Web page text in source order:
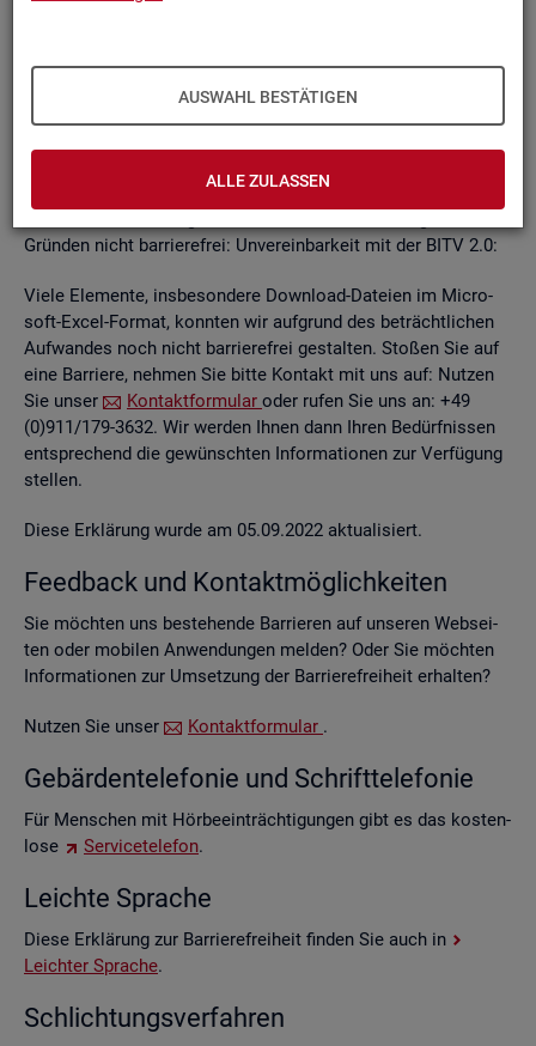
AUSWAHL BESTÄTIGEN
ALLE ZULASSEN
kon­ti­nu­ier­lich durch­ge­führt wer­den.
Die Web­sei­ten sind mit den ge­nann­ten An­for­de­run­gen teil­
Grün­den nicht bar­rie­re­frei: Un­ver­ein­bar­keit mit der BITV 2.0:
Viele Ele­men­te, ins­be­son­de­re Down­load-Da­tei­en im Mi­cro­
soft-Excel-For­mat, konn­ten wir auf­grund des be­trächt­li­chen
Auf­wan­des noch nicht bar­rie­re­frei ge­stal­ten. Sto­ßen Sie auf
eine Bar­rie­re, neh­men Sie bitte Kon­takt mit uns auf: Nut­zen
Sie unser
Kon­takt­for­mu­lar oder rufen Sie uns an: +49
(0)911/179-3632. Wir wer­den Ihnen dann Ihren Be­dürf­nis­sen
ent­spre­chend die ge­wünsch­ten In­for­ma­tio­nen zur Ver­fü­gung
stel­len.
Diese Er­klä­rung wurde am 05.09.2022 ak­tua­li­siert.
Feed­back und Kon­takt­mög­lich­kei­ten
Sie möch­ten uns be­stehen­de Bar­rie­ren auf un­se­ren Web­sei­
ten oder mo­bi­len An­wen­dun­gen mel­den? Oder Sie möch­ten
In­for­ma­tio­nen zur Um­set­zung der Bar­rie­re­frei­heit er­hal­ten?
Nut­zen Sie unser Kon­takt­for­mu­lar .
Ge­bär­den­te­le­fo­nie und Schrift­te­le­fo­nie
Für Men­schen mit Hör­be­ein­träch­ti­gun­gen gibt es das kos­ten­
lo­se
Ser­vice­te­le­fon.
Leich­te Spra­che
Diese Er­klä­rung zur Bar­rie­re­frei­heit fin­den Sie auch in
Leich­ter Spra­che.
Schlich­tungs­ver­fah­ren